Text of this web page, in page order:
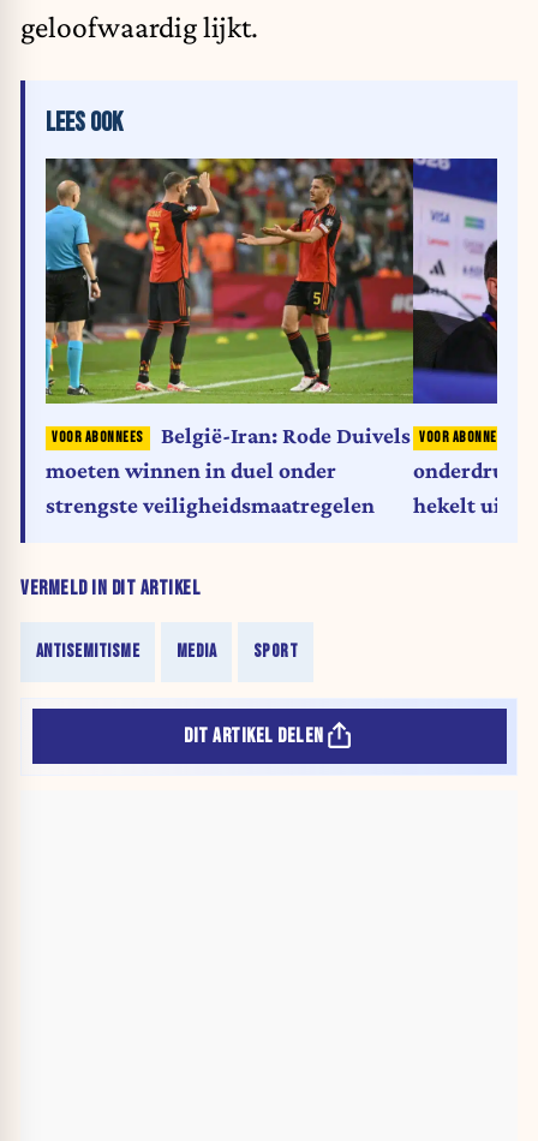
geloofwaardig lijkt.
VERMELD IN DIT ARTIKEL
ANTISEMITISME MEDIA SPORT
LEES OOK
België-Iran: Rode Duivels
moeten winnen in duel onder
strengste veiligheidsmaatregelen
onderdrukte
hekelt
DIT ARTIKEL DELEN